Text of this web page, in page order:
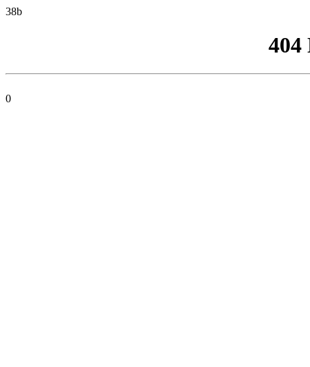
38b
404
0